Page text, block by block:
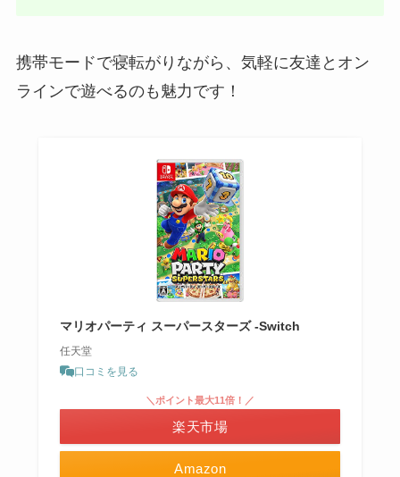
携帯モードで寝転がりながら、気軽に友達とオン
ラインで遊べるのも魅力です！
マリオパーティ スーパースターズ -Switch
任天堂
口コミを見る
Amazon
＼ポイント最大11倍！／
楽天市場